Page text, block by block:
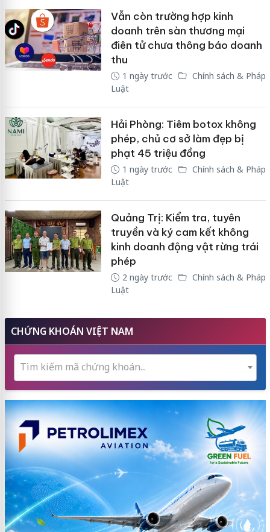
Vẫn còn trường hợp kinh
doanh trên sàn thương mại
điên tử chưa thông báo doanh
thu
1 ngày trước
Chính sách & Pháp
Luật
Hải Phòng: Tiêm botox không
phép, chủ cơ sở làm đẹp bị
phạt 45 triệu đồng
1 ngày trước
Chính sách & Pháp
Luật
Quảng Trị: Kiểm tra, tuyên
truyền và ký cam kết không
kinh doanh động vật rừng trái
phép
2 ngày trước
Chính sách & Pháp
Luật
CHỨNG KHOÁN VIỆT NAM
Tìm kiếm mã chứng khoán...